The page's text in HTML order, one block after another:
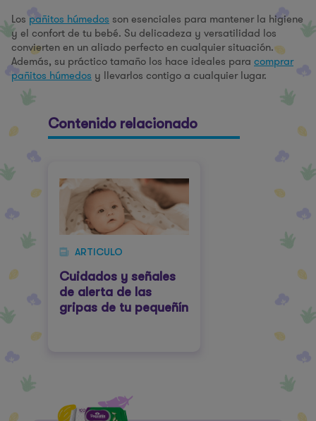
Los pañitos húmedos son esenciales para mantener la higiene
y el confort de tu bebé. Su delicadeza y versatilidad los
convierten en un aliado perfecto en cualquier situación.
Además, su práctico tamaño los hace ideales para comprar
pañitos húmedos y llevarlos contigo a cualquier lugar.
Contenido relacionado
ARTICULO
Cuidados y señales
de alerta de las
gripas de tu pequeñín